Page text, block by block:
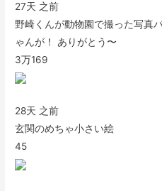
27天 之前
野崎くんが動物園で撮った写真
ゃんが！ ありがとう〜
3万169
28天 之前
玄関のめちゃ小さい絵
45